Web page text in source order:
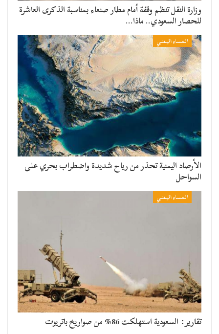
وزارة النقل تنظم وقفة أمام مطار صنعاء بمناسبة الذكرى العاشرة
للحصار السعودي.. ماذا…
المساء اليمني
الأرصاد اليمنية تحذر من رياح شديدة واضطراب بحري على
السواحل
المساء اليمني
تقارير: السعودية استهلكت 86% من صواريخ باتريوت